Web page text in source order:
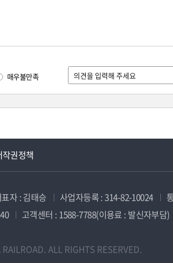
매우불만족
작권정책
자 : 김태승 사업자등록 : 314-82-10024
고객센터 : 1588-7788(이용료 : 발신자부담)
ALL RIGHTS RESERVED.